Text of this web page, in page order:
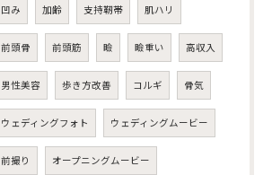
凹み 加齢 支持靭帯 肌ハリ
前頭骨 前頭筋 瞼 瞼重い 高収入
男性美容 歩き方改善 コルギ 骨気
ウェディングフォト ウェディングムービー
前撮り オープニングムービー